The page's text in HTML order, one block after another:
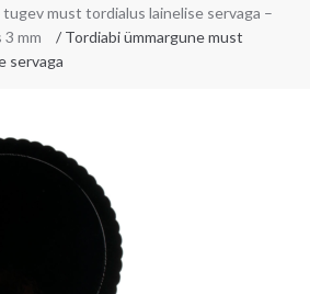
must tordialus lainelise servaga –
3 mm
/ Tordiabi ümmargune must
servaga